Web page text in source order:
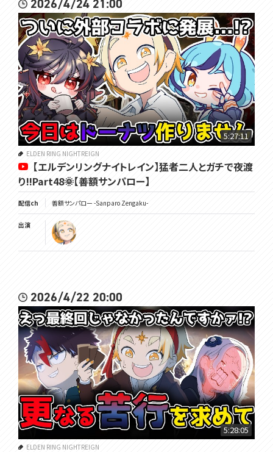
2026/4/24 21:00
5:27:11
ELDEN RING NIGHTREIGN
【エルデンリングナイトレイン】猛者二人とガチで夜渡
り!!Part48🌞【善額サンパロー】
配信ch 善額サンパロー -Sanparo Zengaku-
出演
2026/4/22 20:00
5:28:05
ELDEN RING NIGHTREIGN